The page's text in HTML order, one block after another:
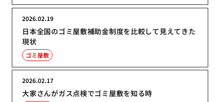
日本全国のゴミ屋敷補助金制度を比較して見えてきた
現状
2026.02.19
ゴミ屋敷
大家さんがガス点検でゴミ屋敷を知る時
2026.02.17